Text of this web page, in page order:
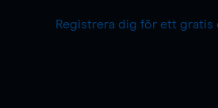
Registrera dig för ett gratis